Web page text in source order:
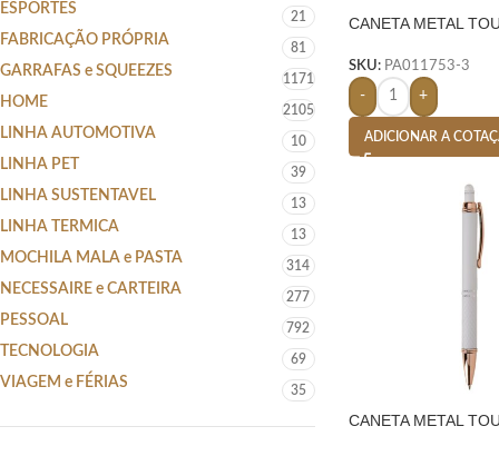
ESPORTES 21
FABRICAÇÃO PRÓPRIA 81
GARRAFAS e SQUEEZES 1171
HOME 2105
LINHA AUTOMOTIVA 10
LINHA PET 39
LINHA SUSTENTAVEL 13
LINHA TERMICA 13
MOCHILA MALA e PASTA 314
NECESSAIRE e CARTEIRA 277
PESSOAL 792
TECNOLOGIA 69
VIAGEM e FÉRIAS 35
CANETA METAL
SKU: PA011753-3
- +
ADICIONAR A
CANETA METAL